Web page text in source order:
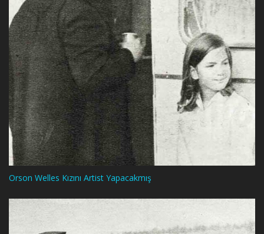
Orson Welles Kızını Artist Yapacakmış